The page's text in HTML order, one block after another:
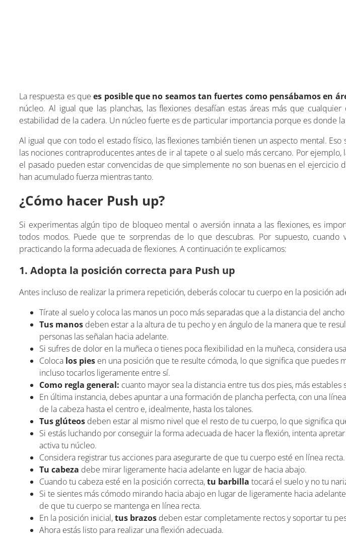
La respuesta es quees posible que no seamos tan fuertes como pensábamos en
núcleo. Al igual que las planchas, las flexiones desafían estas áreas más que
estabilidad de la cadera. Un núcleo fuerte es de particular importancia porque es donde
Al igual que con todo el estado físico, las flexiones también tienen un aspecto mental.
las nociones contraproducentes antes de ir al tapete o al suelo más cercano. Por
el pasado pueden estar convencidas de que simplemente no son buenas en el ejercicio
han acumulado fuerza mientras tanto.
¿Cómo hacer Push up?
Si experimentas algún tipo de bloqueo mental o aversión innata a las flexiones, es
todos modos. Puede que te sorprendas de lo que descubras. Por supuesto, cuando
practicando la forma adecuada de flexiones. A continuación te explicamos:
1. Adopta la posición correcta para Push up
Antes incluso de realizar la primera repetición, deberás colocar tu cuerpo en la posición
Tírate al suelo y coloca las manos un poco más separadas que a la distancia del
Tus manos deben estar a la altura de tu pecho y en ángulo de la manera que te
personas las señalan hacia adelante.
Si sufres de dolor en la muñeca o tienes poca flexibilidad en la muñeca, considera
Coloca los pies en una posición que te resulte cómoda, lo que significa que puedes
incluso tocarlos ligeramente entre sí.
Como regla general: cuanto mayor sea la distancia entre tus dos pies, más estables
En última instancia, debes apuntar a una formación de plancha perfecta, con una
de la cabeza hasta el centro e, idealmente, hasta los talones.
Tus glúteos deben estar al mismo nivel que el resto de tu cuerpo, lo que significa
Si estás luchando por conseguir la forma adecuada de hacer la flexión, intenta
activa tu núcleo.
Considera registrar tus acciones para asegurarte de que tu cuerpo esté en línea recta.
Tu cabeza debe mirar ligeramente hacia adelante en lugar de hacia abajo.
Cuando tu cabeza esté en la posición correcta,tu barbilla tocará el suelo y no tu
Si te sientes más cómodo mirando hacia abajo en lugar de ligeramente hacia
de que tu cuerpo se mantenga en línea recta.
En la posición inicial,tus brazos deben estar completamente rectos y soportar tu
Ahora estás listo para realizar una flexión adecuada.